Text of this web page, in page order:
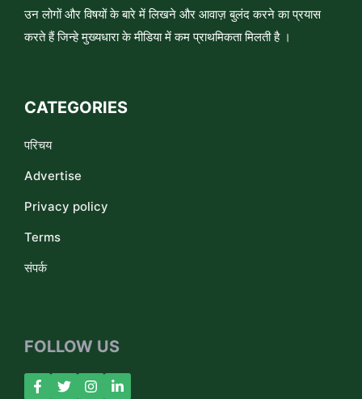
उन लोगों और विषयों के बारे में लिखने और आवाज़ बुलंद करने का प्रयास
करते हैं जिन्हे मुख्यधारा के मीडिया में कम प्राथमिकता मिलती है ।
CATEGORIES
परिचय
Advertise
Privacy policy
Terms
संपर्क
FOLLOW US